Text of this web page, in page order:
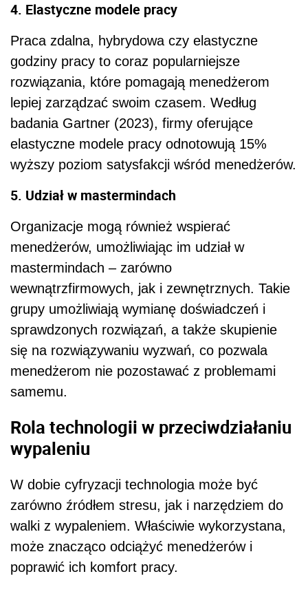
4. Elastyczne modele pracy
Praca zdalna, hybrydowa czy elastyczne
godziny pracy to coraz popularniejsze
rozwiązania, które pomagają menedżerom
lepiej zarządzać swoim czasem. Według
badania Gartner (2023), firmy oferujące
elastyczne modele pracy odnotowują 15%
wyższy poziom satysfakcji wśród menedżerów.
5. Udział w mastermindach
Organizacje mogą również wspierać
menedżerów, umożliwiając im udział w
mastermindach – zarówno
wewnątrzfirmowych, jak i zewnętrznych. Takie
grupy umożliwiają wymianę doświadczeń i
sprawdzonych rozwiązań, a także skupienie
się na rozwiązywaniu wyzwań, co pozwala
menedżerom nie pozostawać z problemami
samemu.
Rola technologii w przeciwdziałaniu
wypaleniu
W dobie cyfryzacji technologia może być
zarówno źródłem stresu, jak i narzędziem do
walki z wypaleniem. Właściwie wykorzystana,
może znacząco odciążyć menedżerów i
poprawić ich komfort pracy.